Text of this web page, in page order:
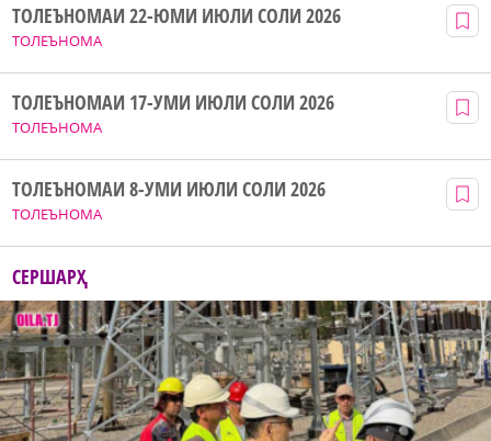
ТОЛЕЪНОМА
ТОЛЕЪНОМАИ 22-ЮМИ ИЮЛИ СОЛИ 2026
ТОЛЕЪНОМА
ТОЛЕЪНОМАИ 17-УМИ ИЮЛИ СОЛИ 2026
ТОЛЕЪНОМА
ТОЛЕЪНОМАИ 8-УМИ ИЮЛИ СОЛИ 2026
СЕРШАРҲ